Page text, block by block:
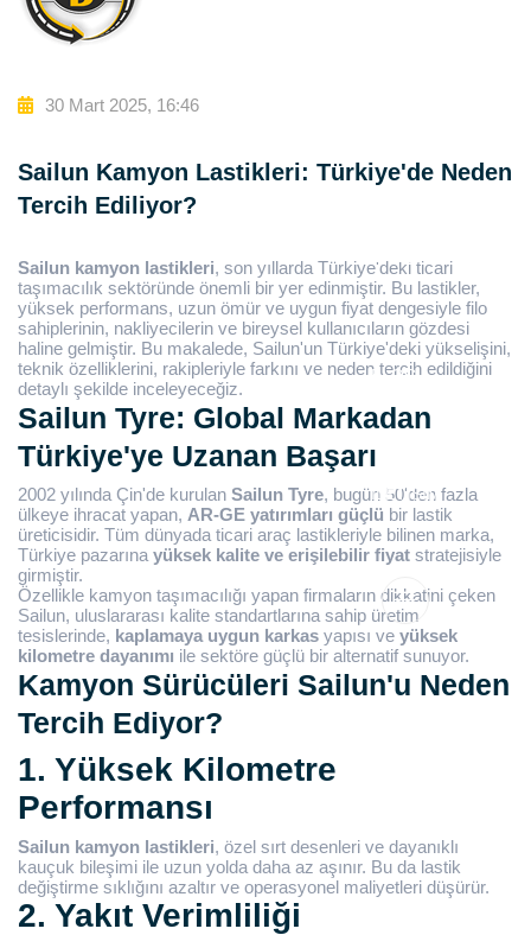
BLOG
İLETİŞİM
30 Mart 2025, 16:46
Sailun Kamyon Lastikleri: Türkiye'de Neden
Tercih Ediliyor?
Sailun kamyon lastikleri, son yıllarda Türkiye'deki ticari
taşımacılık sektöründe önemli bir yer edinmiştir. Bu lastikler,
yüksek performans, uzun ömür ve uygun fiyat dengesiyle filo
sahiplerinin, nakliyecilerin ve bireysel kullanıcıların gözdesi
haline gelmiştir. Bu makalede, Sailun'un Türkiye'deki yükselişini,
teknik özelliklerini, rakipleriyle farkını ve neden tercih edildiğini
detaylı şekilde inceleyeceğiz.
Sailun Tyre: Global Markadan
Türkiye'ye Uzanan Başarı
2002 yılında Çin'de kurulan Sailun Tyre, bugün 50'den fazla
ülkeye ihracat yapan, AR-GE yatırımları güçlü bir lastik
üreticisidir. Tüm dünyada ticari araç lastikleriyle bilinen marka,
Türkiye pazarına yüksek kalite ve erişilebilir fiyat stratejisiyle
girmiştir.
Özellikle kamyon taşımacılığı yapan firmaların dikkatini çeken
Sailun, uluslararası kalite standartlarına sahip üretim
tesislerinde, kaplamaya uygun karkas yapısı ve yüksek
kilometre dayanımı ile sektöre güçlü bir alternatif sunuyor.
Kamyon Sürücüleri Sailun'u Neden
Tercih Ediyor?
1. Yüksek Kilometre
Performansı
Sailun kamyon lastikleri, özel sırt desenleri ve dayanıklı
kauçuk bileşimi ile uzun yolda daha az aşınır. Bu da lastik
değiştirme sıklığını azaltır ve operasyonel maliyetleri düşürür.
2. Yakıt Verimliliği